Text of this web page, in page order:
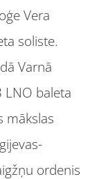
Vera
soliste.
Varnā
LNO baleta
mākslas
ordenis